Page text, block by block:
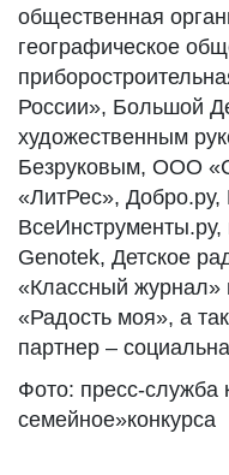
общественная
географическое
России», Большой
художественным
Безруковым, ООО
«ЛитРес», Добро.ру,
Genotek, Детское
«Классный журнал»
«Радость моя», а
партнер –
Фото: пресс-служба
семейное»конкурса